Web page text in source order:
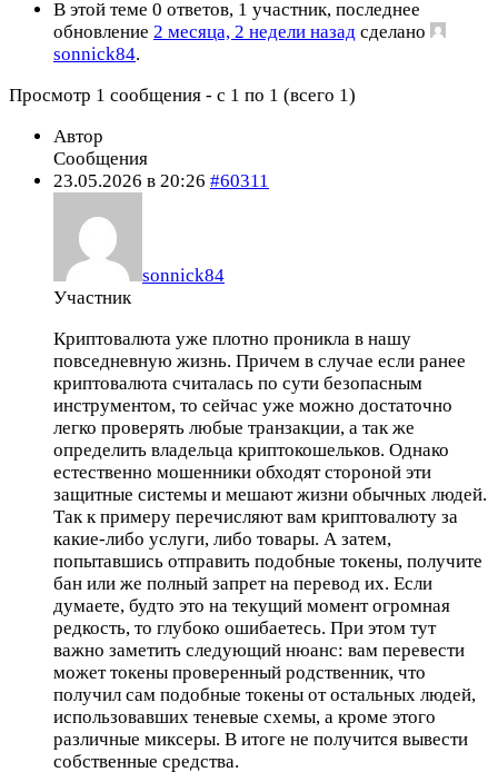
В этой теме 0 ответов, 1 участник, последнее
обновление 2 месяца, 2 недели назад сделано
sonnick84.
Просмотр 1 сообщения - с 1 по 1 (всего 1)
Автор
Сообщения
23.05.2026 в 20:26 #60311
sonnick84
Участник
Криптовалюта уже плотно проникла в нашу
повседневную жизнь. Причем в случае если ранее
криптовалюта считалась по сути безопасным
инструментом, то сейчас уже можно достаточно
легко проверять любые транзакции, а так же
определить владельца криптокошельков. Однако
естественно мошенники обходят стороной эти
защитные системы и мешают жизни обычных людей.
Так к примеру перечисляют вам криптовалюту за
какие-либо услуги, либо товары. А затем,
попытавшись отправить подобные токены, получите
бан или же полный запрет на перевод их. Если
думаете, будто это на текущий момент огромная
редкость, то глубоко ошибаетесь. При этом тут
важно заметить следующий нюанс: вам перевести
может токены проверенный родственник, что
получил сам подобные токены от остальных людей,
использовавших теневые схемы, а кроме этого
различные миксеры. В итоге не получится вывести
собственные средства.